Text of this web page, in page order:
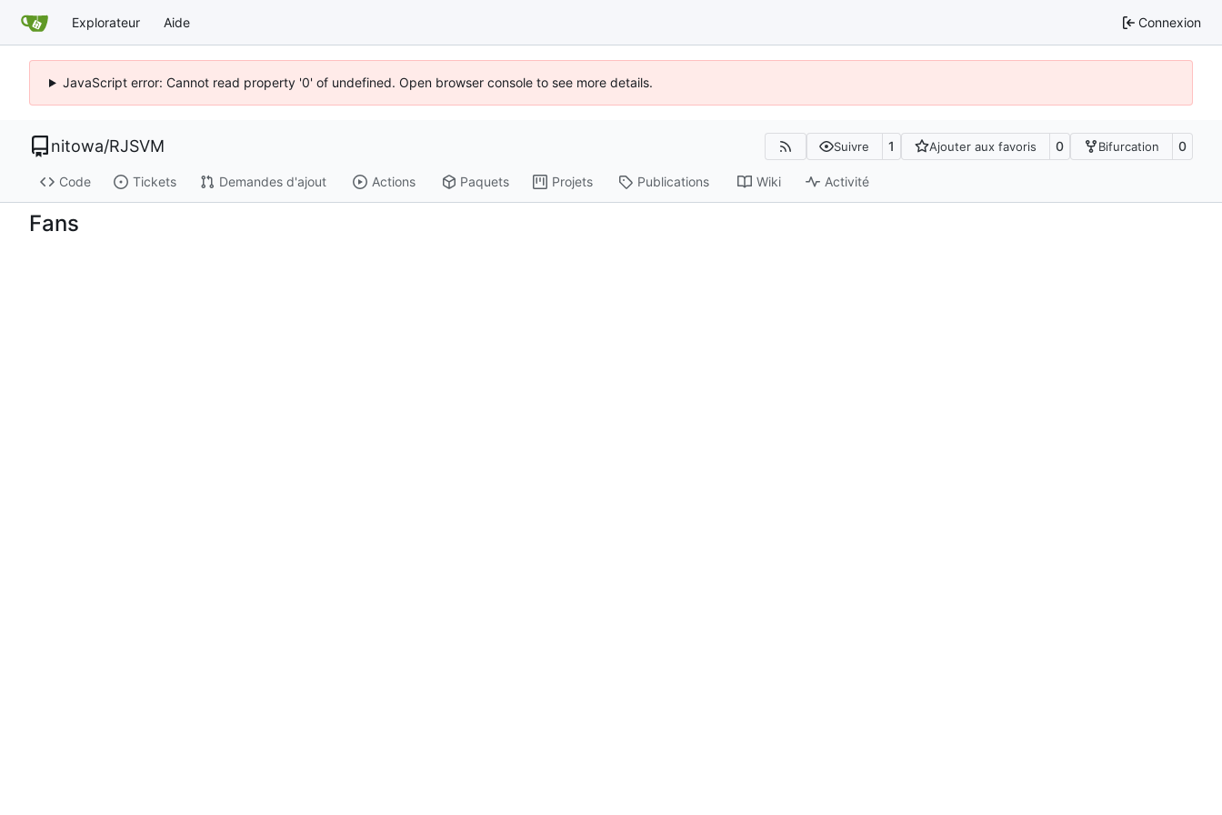
Explorateur Aide Connexion
JavaScript error: Cannot read property '0' of undefined. Open browser console to see more details.
nitowa/RJSVM Suivre 1 Ajouter aux favoris 0 Bifurcation 0
Code Tickets Demandes d'ajout Actions Paquets Projets Publications Wiki Activité
Fans